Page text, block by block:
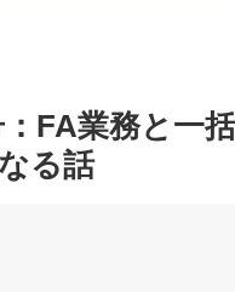
FA業務と一
る話